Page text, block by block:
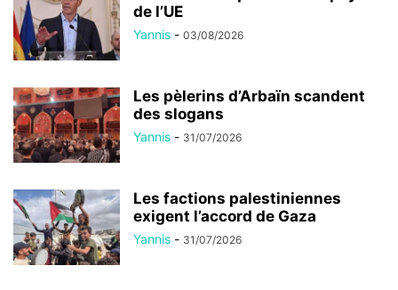
de l’UE
Yannis - 03/08/2026
Les pèlerins d’Arbaïn scandent
des slogans
Yannis - 31/07/2026
Les factions palestiniennes
exigent l’accord de Gaza
Yannis - 31/07/2026